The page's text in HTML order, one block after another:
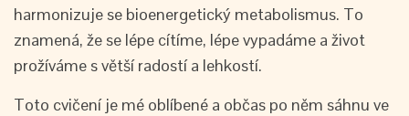
harmonizuje se bioenergetický metabolismus. To
znamená, že se lépe cítíme, lépe vypadáme a život
prožíváme s větší radostí a lehkostí.
Toto cvičení je mé oblíbené a občas po něm sáhnu ve